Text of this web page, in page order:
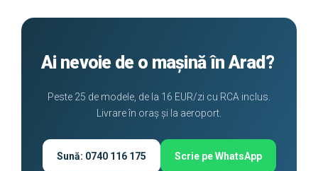
Ai nevoie de o mașină în Arad?
Peste 25 de modele, de la 16 EUR/zi cu RCA inclus.
Livrare în oraș și la aeroport.
Sună: 0740 116 175 Scrie pe WhatsApp